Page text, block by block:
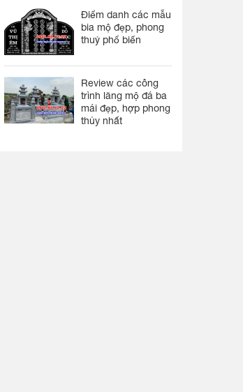
Điểm danh các mẫu
bia mộ đẹp, phong
thuỷ phổ biến
Review các công
trình lăng mộ đá ba
mái đẹp, hợp phong
thủy nhất